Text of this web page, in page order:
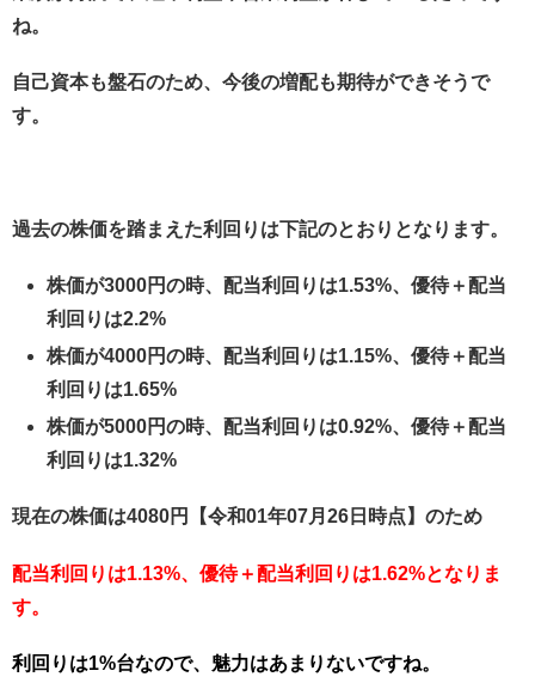
ね。
自己資本も盤石のため、今後の増配も期待ができそうで
す。
過去の株価を踏まえた利回りは下記のとおりとなります。
株価が3000円の時、配当利回りは1.53%、優待＋配当
利回りは2.2%
株価が4000円の時、配当利回りは1.15%、優待＋配当
利回りは1.65%
株価が5000円の時、配当利回りは0.92%、優待＋配当
利回りは1.32%
現在の株価は4080円【令和01年07月26日時点】のため
配当利回りは1.13%、優待＋配当利回りは1.62%となりま
す。
利回りは1%台なので、魅力はあまりないですね。